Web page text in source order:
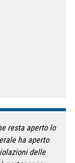
resta aperto lo
ha aperto
delle